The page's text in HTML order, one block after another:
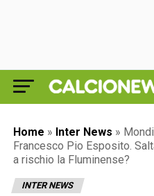
Home » Inter News »
Francesco Pio Esposito.
a rischio la Fluminense?
INTER NEWS